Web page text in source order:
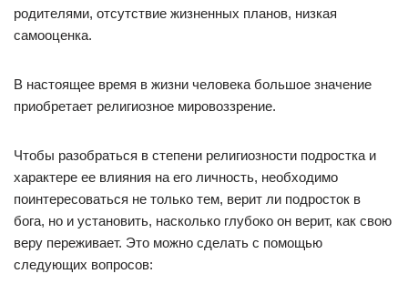
родителями, отсутствие жизненных планов, низкая
самооценка.
В настоящее время в жизни человека большое значение
приобретает религиозное мировоззрение.
Чтобы разобраться в степени религиозности подростка и
характере ее влияния на его личность, необходимо
поинтересоваться не только тем, верит ли подросток в
бога, но и установить, насколько глубоко он верит, как свою
веру переживает. Это можно сделать с помощью
следующих вопросов: